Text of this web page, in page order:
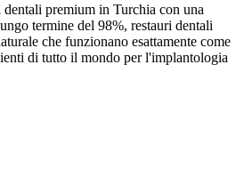
premium in Turchia con una
termine del 98%, restauri dentali
che funzionano esattamente come
di tutto il mondo per l'implantologia